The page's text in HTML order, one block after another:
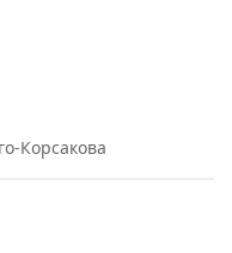
Корсакова